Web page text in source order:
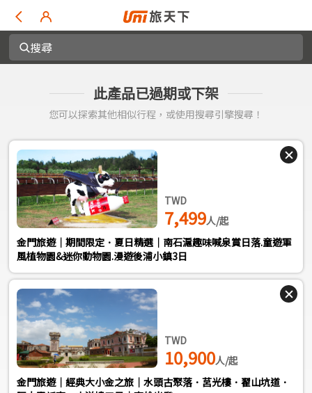
搜尋
此產品已過期或下架
您可以探索其他相似行程，或使用搜尋引擎搜尋！
TWD
7,499人/起
金門旅遊｜期間限定．夏日精選｜南石滬趣味喊泉賞日落.童遊軍
風植物園&迷你動物園.漫遊後浦小鎮3日
TWD
10,900人/起
金門旅遊｜經典大小金之旅｜水頭古聚落．莒光樓．翟山坑道．